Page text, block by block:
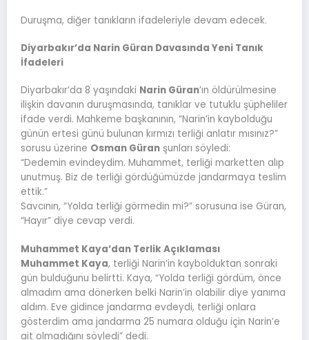
Duruşma, diğer tanıkların ifadeleriyle devam edecek.
Diyarbakır’da Narin Güran Davasında Yeni Tanık
İfadeleri
Diyarbakır’da 8 yaşındaki Narin Güran’ın öldürülmesine
ilişkin davanın duruşmasında, tanıklar ve tutuklu şüpheliler
ifade verdi. Mahkeme başkanının, “Narin’in kaybolduğu
günün ertesi günü bulunan kırmızı terliği anlatır mısınız?”
sorusu üzerine Osman Güran şunları söyledi:
“Dedemin evindeydim. Muhammet, terliği marketten alıp
unutmuş. Biz de terliği gördüğümüzde jandarmaya teslim
ettik.”
Savcının, “Yolda terliği görmedin mi?” sorusuna ise Güran,
“Hayır” diye cevap verdi.
Muhammet Kaya’dan Terlik Açıklaması
Muhammet Kaya, terliği Narin’in kaybolduktan sonraki
gün bulduğunu belirtti. Kaya, “Yolda terliği gördüm, önce
almadım ama dönerken belki Narin’in olabilir diye yanıma
aldım. Eve gidince jandarma evdeydi, terliği onlara
gösterdim ama jandarma 25 numara olduğu için Narin’e
ait olmadığını söyledi” dedi.